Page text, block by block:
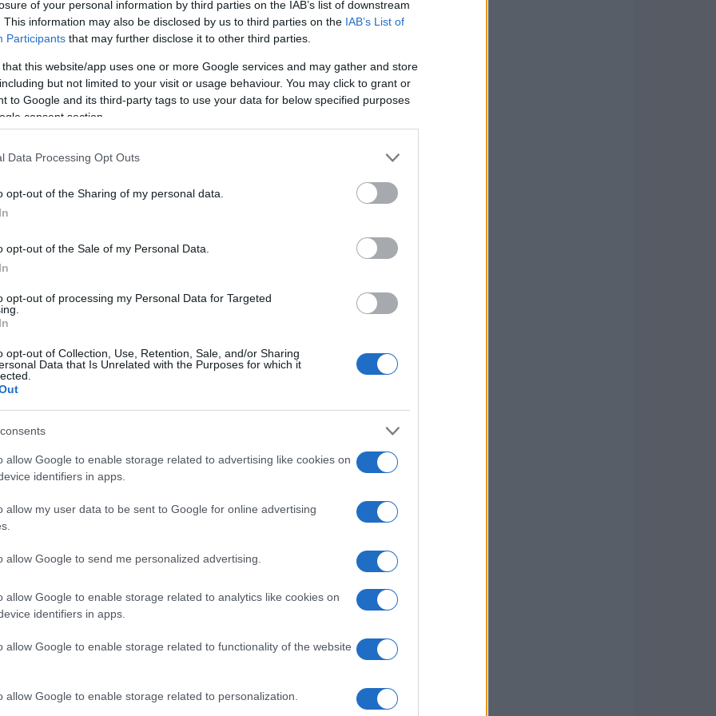
of your personal information by third parties on the IAB’s list of downstream
This information may also be disclosed by us to third parties on the IAB’s List of
Participants that may further disclose it to other third parties.
that this website/app uses one or more Google services and may gather and store
but not limited to your visit or usage behaviour. You may click to grant or
to Google and its third-party tags to use your data for below specified purposes
consent section.
Data Processing Opt Outs
opt-out of the Sharing of my personal data.
opt-out of the Sale of my Personal Data.
opt-out of processing my Personal Data for Targeted
opt-out of Collection, Use, Retention, Sale, and/or Sharing
Data that Is Unrelated with the Purposes for which it
allow Google to enable storage related to advertising like cookies on
identifiers in apps.
allow my user data to be sent to Google for online advertising
allow Google to send me personalized advertising.
allow Google to enable storage related to analytics like cookies on
identifiers in apps.
allow Google to enable storage related to functionality of the website
allow Google to enable storage related to personalization.
delle esperienze quotidiane, rendendo il
di questa famiglia.
automobilistico in pensione, e Fran,
alla crescita dei figli. I loro figli, però, si
Rosie, la più giovane, torna da un
la maggiore, sta per lasciare il marito; e i
le proprie identità e scelte di vita. Queste
cui l’amore e il conflitto si intrecciano,
personaggio.
vita a questo testo con una scenografia che
della famiglia. La pedana girevole al
e il cambiamento, permettendo al